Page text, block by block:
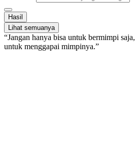
Hasil
Lihat semuanya
“Jangan hanya bisa untuk bermimpi
untuk menggapai mimpinya.”